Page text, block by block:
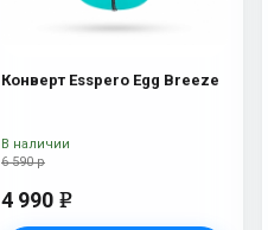
Конверт Esspero Egg Breeze
6 590 р
4 990 e
В наличии